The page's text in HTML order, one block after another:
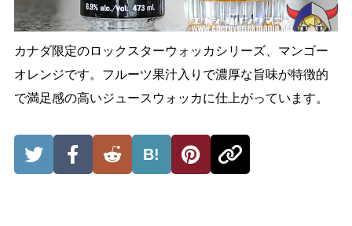
カナダ限定のロックスターウォッカシリーズ、マンゴー
オレンジです。フルーツ果汁入りで濃厚な旨味が特徴的
で満足感の高いジュースウォッカに仕上がっています。
B!